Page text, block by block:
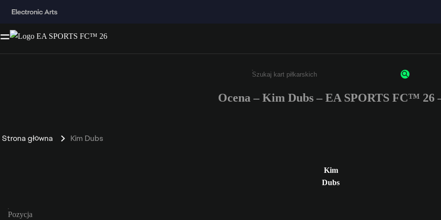
Wpisz co najmniej 3 znaki lub cyfry.
Ocena – Kim Dubs – EA SPORTS FC™ 26
Strona główna Kim Dubs
Kim
Dubs
Pozycja